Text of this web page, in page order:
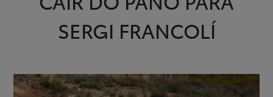
SERGI FRANCOLÍ